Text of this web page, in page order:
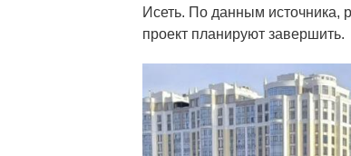
Исеть. По данным источника,
проект планируют завершить.